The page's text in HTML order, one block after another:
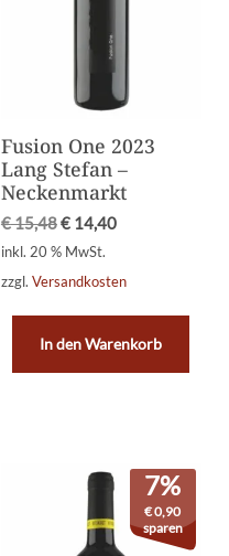
Fusion One 2023
Lang Stefan –
Neckenmarkt
€15,48€14,40
inkl. 20 % MwSt.
zzgl. Versandkosten
In den Warenkorb
7%
€0,90
sparen